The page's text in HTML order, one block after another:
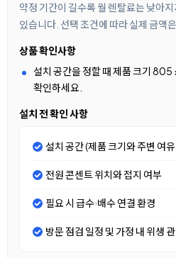
약정 기간이 길수록 월 렌탈료는 낮아
있습니다. 선택 조건에 따라 실제 금액
상품 확인사항
설치 공간을 정할 때 제품 크기
확인하세요.
설치 전 확인 사항
설치 공간 (제품 크기와 주변 여
전원 콘센트 위치와 접지 여부
필요 시 급수·배수 연결 환경
방문 점검 일정 및 가정 내 위생